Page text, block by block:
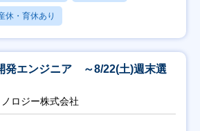
休・育休あり
発エンジニア ～8/22(土)週末選
ロジー株式会社